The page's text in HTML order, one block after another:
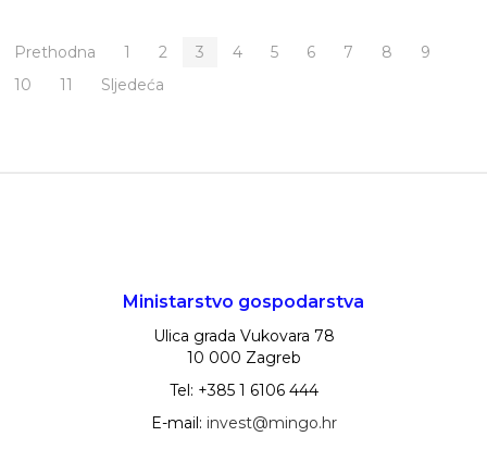
Prethodna 1 2 3 4 5 6 7 8
9
10
11 Sljedeća
Ministarstvo gospodarstva
Ulica grada Vukovara 78
10 000 Zagreb
Tel: +385 1 6106 444
E-mail: invest@mingo.hr